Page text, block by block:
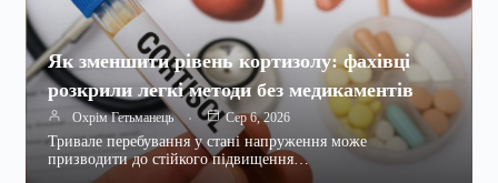
Як зменшити рівень кортизолу: фахівці
розкрили легкі методи без медикаментів
Охрім Гетьманець Сер 6, 2026
Тривале перебування у стані напруження може
призводити до стійкого підвищення…